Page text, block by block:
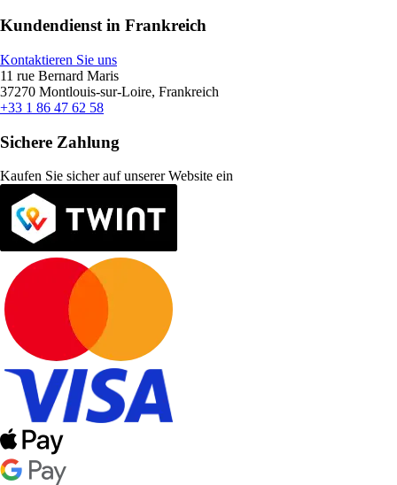
Kundendienst in Frankreich
Kontaktieren Sie uns
11 rue Bernard Maris
37270 Montlouis-sur-Loire, Frankreich
+33 1 86 47 62 58
Sichere Zahlung
Kaufen Sie sicher auf unserer Website ein